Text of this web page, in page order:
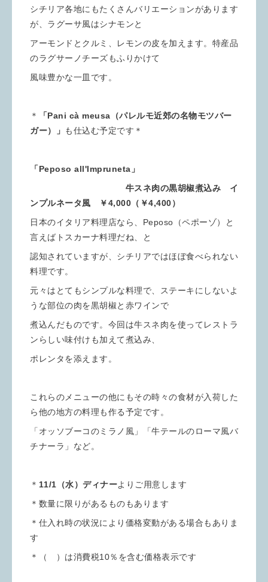
シチリア各地にもたくさんバリエーションがあります
が、ラグーサ風はシナモンと
アーモンドとクルミ、レモンの皮を加えます。特産品
のラグサーノチーズもふりかけて
風味豊かな一皿です。
＊
「Pani cà meusa（パレルモ近郊の名物モツバー
ガー）」 も仕込む予定です＊
「Peposo all'Impruneta」
牛スネ肉の黒胡椒煮込み イ
ンプルネータ風 ￥4,000（￥4,400）
日本のイタリア料理店なら、Peposo（ペポーゾ）と
言えばトスカーナ料理だね、と
認知されていますが、シチリアではほぼ食べられない
料理です。
元々はとてもシンプルな料理で、ステーキにしないよ
うな部位の肉を黒胡椒と赤ワインで
煮込んだものです。今回は牛スネ肉を使ってレストラ
ンらしい味付けも加えて煮込み、
ポレンタを添えます。
これらのメニューの他にもその時々の食材が入荷した
ら他の地方の料理も作る予定です。
「オッソブーコのミラノ風」「牛テールのローマ風バ
チナーラ」など。
＊ 11/1（水）ディナーよりご用意します
＊数量に限りがあるものもあります
＊仕入れ時の状況により価格変動がある場合もありま
す
＊（ ）は消費税10％を含む価格表示です